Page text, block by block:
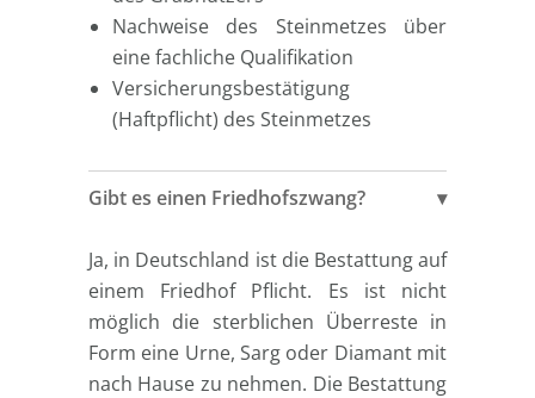
Nachweise des Steinmetzes über
eine fachliche Qualifikation
Versicherungsbestätigung
(Haftpflicht) des Steinmetzes
Gibt es einen Friedhofszwang?
Ja, in Deutschland ist die Bestattung auf
einem Friedhof Pflicht. Es ist nicht
möglich die sterblichen Überreste in
Form eine Urne, Sarg oder Diamant mit
nach Hause zu nehmen. Die Bestattung